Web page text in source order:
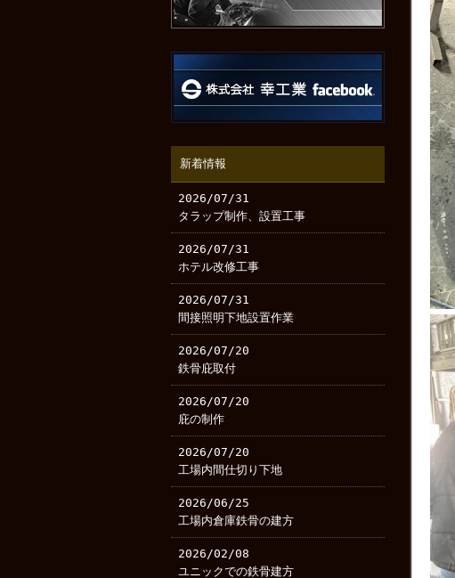
新着情報
2026/07/31
タラップ制作、設置工事
2026/07/31
ホテル改修工事
2026/07/31
間接照明下地設置作業
2026/07/20
鉄骨庇取付
2026/07/20
庇の制作
2026/07/20
工場内間仕切り下地
2026/06/25
工場内倉庫鉄骨の建方
2026/02/08
ユニックでの鉄骨建方